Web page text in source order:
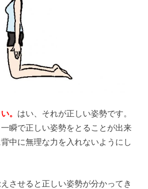
。 はい、それが正しい姿勢です。
瞬で正しい姿勢をとることが出来
中に無理な力を入れないようにし
させると正しい姿勢が分かってき